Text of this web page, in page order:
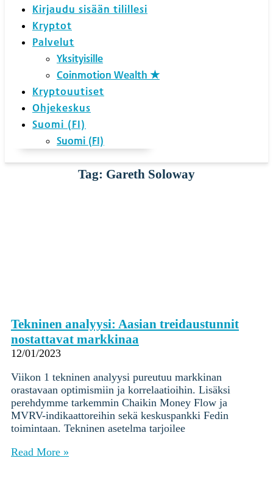
Kirjaudu sisään tilillesi
Kryptot
Palvelut
Yksityisille
Coinmotion Wealth ★
Kryptouutiset
Ohjekeskus
Suomi (FI)
Suomi (FI)
Tag: Gareth Soloway
Tekninen analyysi: Aasian treidaustunnit
nostattavat markkinaa
12/01/2023
Viikon 1 tekninen analyysi pureutuu markkinan
orastavaan optimismiin ja korrelaatioihin. Lisäksi
perehdymme tarkemmin Chaikin Money Flow ja
MVRV-indikaattoreihin sekä keskuspankki Fedin
toimintaan. Tekninen asetelma tarjoilee
Read More »